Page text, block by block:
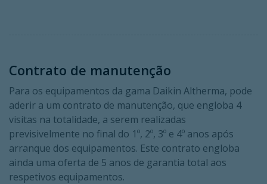
Contrato de manutenção
Para os equipamentos da gama Daikin Altherma, pode
aderir a um contrato de manutenção, que engloba 4
visitas na totalidade, a serem realizadas
previsivelmente no final do 1º, 2º, 3º e 4º anos após
arranque dos equipamentos. Este contrato engloba
ainda uma oferta de 5 anos de garantia total aos
respetivos equipamentos.